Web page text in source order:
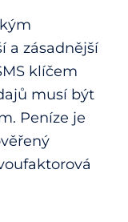
a zásadnější
klíčem
musí být
Peníze je